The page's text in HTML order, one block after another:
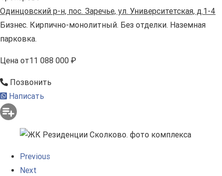
Одинцовский р-н, пос. Заречье, ул. Университетская, д.1-4
Бизнес. Кирпично-монолитный. Без отделки. Наземная
парковка.
Цена от11 088 000 ₽
Позвонить
Написать
Previous
Next